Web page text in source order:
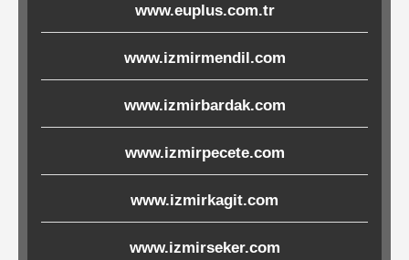
Endüstri
Ürünleri
Ürünler
Porselen-
Seramik
Cam
www.euplus.com.tr
www.izmirmendil.com
www.izmirbardak.com
www.izmirpecete.com
www.izmirkagit.com
www.izmirseker.com